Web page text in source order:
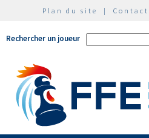
Plan du site | Contact
Rechercher un joueur